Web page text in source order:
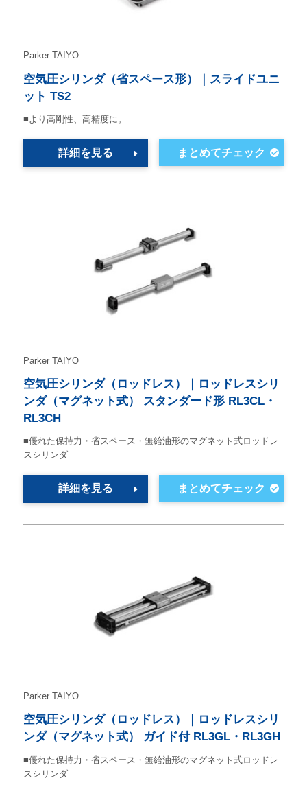
Parker TAIYO
空気圧シリンダ（省スペース形）｜スライドユニ
ット TS2
■より高剛性、高精度に。
詳細を見る
Parker TAIYO
空気圧シリンダ（ロッドレス）｜ロッドレスシリ
ンダ（マグネット式） スタンダード形 RL3CL・
RL3CH
■優れた保持力・省スペース・無給油形のマグネット式ロッドレ
スシリンダ
詳細を見る
Parker TAIYO
空気圧シリンダ（ロッドレス）｜ロッドレスシリ
ンダ（マグネット式） ガイド付 RL3GL・RL3GH
■優れた保持力・省スペース・無給油形のマグネット式ロッドレ
スシリンダ